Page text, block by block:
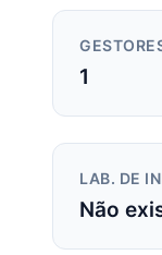
1
LAB. DE
Não